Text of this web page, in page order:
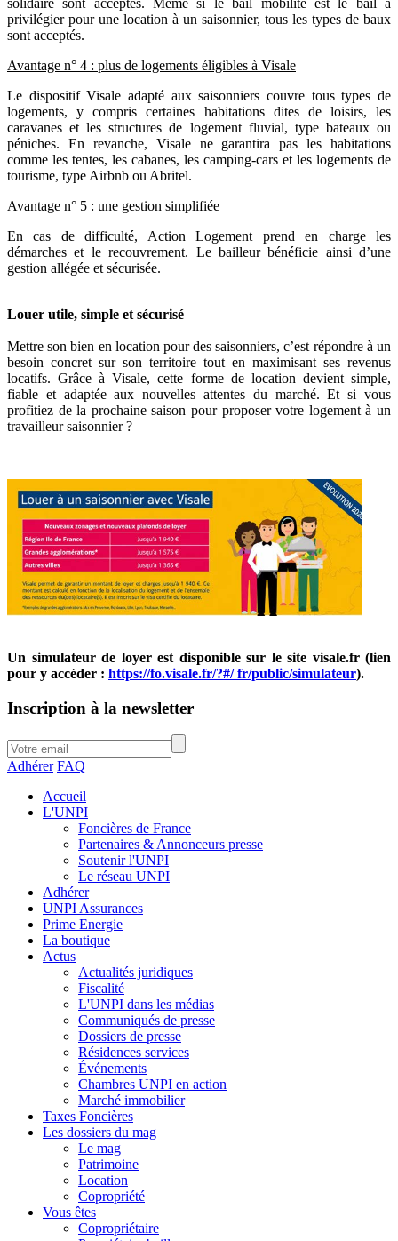
solidaire sont acceptés. Même si le bail mobilité est le bail à
privilégier pour une location à un saisonnier, tous les types de baux
sont acceptés.
Avantage n° 4 : plus de logements éligibles à Visale
Le dispositif Visale adapté aux saisonniers couvre tous types de
logements, y compris certaines habitations dites de loisirs, les
caravanes et les structures de logement fluvial, type bateaux ou
péniches. En revanche, Visale ne garantira pas les habitations
comme les tentes, les cabanes, les camping-cars et les logements de
tourisme, type Airbnb ou Abritel.
Avantage n° 5 : une gestion simplifiée
En cas de difficulté, Action Logement prend en charge les
démarches et le recouvrement. Le bailleur bénéficie ainsi d’une
gestion allégée et sécurisée.
Louer utile, simple et sécurisé
Mettre son bien en location pour des saisonniers, c’est répondre à un
besoin concret sur son territoire tout en maximisant ses revenus
locatifs. Grâce à Visale, cette forme de location devient simple,
fiable et adaptée aux nouvelles attentes du marché. Et si vous
profitiez de la prochaine saison pour proposer votre logement à un
travailleur saisonnier ?
Un simulateur de loyer est disponible sur le site visale.fr (lien
pour y accéder : https://fo.visale.fr/?#/ fr/public/simulateur).
Inscription à la newsletter
Adhérer FAQ
Accueil
L'UNPI
Foncières de France
Partenaires & Annonceurs presse
Soutenir l'UNPI
Le réseau UNPI
Adhérer
UNPI Assurances
Prime Energie
La boutique
Actus
Actualités juridiques
Fiscalité
L'UNPI dans les médias
Communiqués de presse
Dossiers de presse
Résidences services
Événements
Chambres UNPI en action
Marché immobilier
Taxes Foncières
Les dossiers du mag
Le mag
Patrimoine
Location
Copropriété
Vous êtes
Copropriétaire